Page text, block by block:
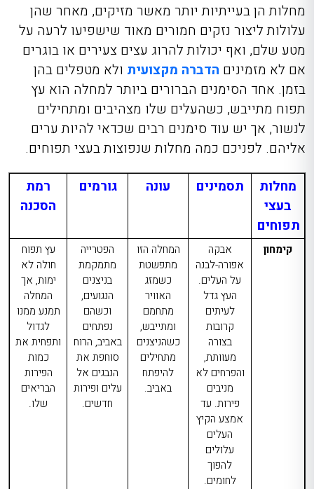
מחלות הן בעייתיות יותר מאשר מזיקים, מאחר שהן
עלולות ליצור נזקים חמורים מאוד שישפיעו לרעה על
מטע שלם, ואף יכולות להרוג עצים צעירים או בוגרים
אם לא מזמינים הדברה מקצועית ולא מטפלים בהן
בזמן. אחד הסימנים הברורים ביותר למחלה הוא עץ
תפוח מתייבש, כשהעלים שלו מצהיבים ומתחילים
לנשור, אך יש עוד סימנים רבים שכדאי להיות ערים
אליהם. לפניכם כמה מחלות שנפוצות בעצי תפוחים.
מחלות
בעצי
תפוחים
תסמינים עונה גורמים
רמת
הסכנה
קימחון
אבקה
אפורה-לבנה
על העלים.
העץ גדל
לעיתים
קרובות
בצורה
מעוותת,
והפרחים לא
מניבים
פירות. עד
אמצע הקיץ
העלים
עלולים
להפוך
לחומים.
המחלה הזו
מתפשטת
כשמזג
האוויר
מתחמם
ומתייבש,
כשהניצנים
מתחילים
להיפתח
באביב.
הפטרייה
מתמקמת
בניצנים
הנגועים,
וכשהם
נפתחים
באביב, הרוח
סוחפת את
הנבגים אל
עלים ופירות
חדשים.
עץ תפוח
חולה לא
ימות, אך
המחלה
תמנע ממנו
לגדול
ותפחית את
כמות
הפירות
הבריאים
שלו.